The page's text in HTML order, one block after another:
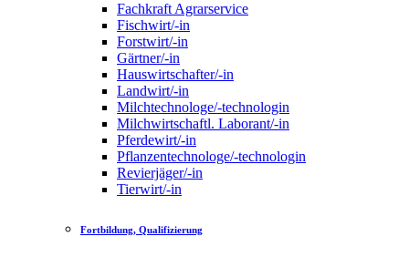
Fachkraft Agrarservice
Fischwirt/-in
Forstwirt/-in
Gärtner/-in
Hauswirtschafter/-in
Landwirt/-in
Milchtechnologe/-technologin
Milchwirtschaftl. Laborant/-in
Pferdewirt/-in
Pflanzentechnologe/-technologin
Revierjäger/-in
Tierwirt/-in
Fortbildung, Qualifizierung